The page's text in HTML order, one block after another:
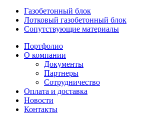
Газобетонный блок
Лотковый газобетонный блок
Сопутствующие материалы
Портфолио
О компании
Документы
Партнеры
Сотрудничество
Оплата и доставка
Новости
Контакты